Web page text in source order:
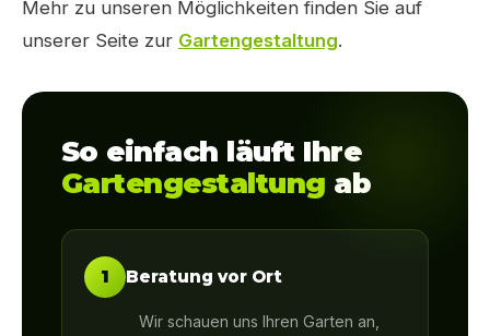
Mehr zu unseren Möglichkeiten finden Sie auf
unserer Seite zur Gartengestaltung.
So einfach läuft Ihre
Gartengestaltung ab
1 Beratung vor Ort
Wir schauen uns Ihren Garten an,